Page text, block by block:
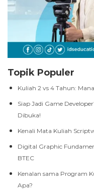
Topik Populer
Kuliah 2 vs 4 Tahun:
Siap Jadi Game
Dibuka!
Kenali Mata Kuliah
Digital Graphic
BTEC
Kenalan sama Program
Apa?